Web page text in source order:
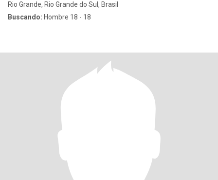
Rio Grande, Rio Grande do Sul, Brasil
Buscando: Hombre 18 - 18